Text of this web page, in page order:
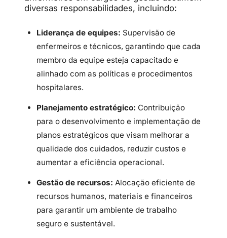
diversas responsabilidades, incluindo:
Liderança de equipes: Supervisão de
enfermeiros e técnicos, garantindo que cada
membro da equipe esteja capacitado e
alinhado com as políticas e procedimentos
hospitalares.
Planejamento estratégico: Contribuição
para o desenvolvimento e implementação de
planos estratégicos que visam melhorar a
qualidade dos cuidados, reduzir custos e
aumentar a eficiência operacional.
Gestão de recursos: Alocação eficiente de
recursos humanos, materiais e financeiros
para garantir um ambiente de trabalho
seguro e sustentável.